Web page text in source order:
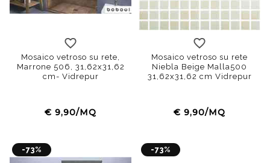
Mosaico vetroso su rete,
Marrone 506, 31,62x31,62
cm- Vidrepur
€ 9,90/MQ
Mosaico vetroso su rete
Niebla Beige Malla500
31,62x31,62 cm Vidrepur
€ 9,90/MQ
-73% -73%